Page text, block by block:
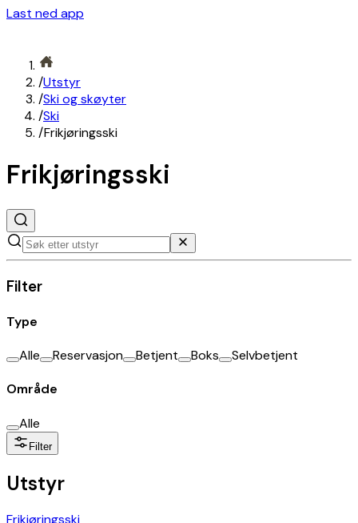
Last ned app
/Utstyr
/Ski og skøyter
/Ski
/Frikjøringsski
Frikjøringsski
Filter
Type
Alle Reservasjon Betjent Boks Selvbetjent
Område
Alle
Filter
Utstyr